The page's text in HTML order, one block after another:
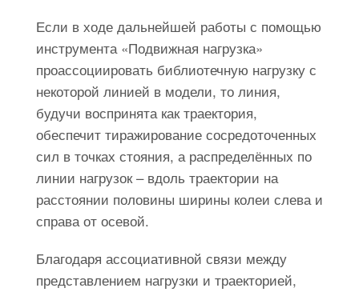
Если в ходе дальнейшей работы с помощью
инструмента «Подвижная нагрузка»
проассоциировать библиотечную нагрузку с
некоторой линией в модели, то линия,
будучи воспринята как траектория,
обеспечит тиражирование сосредоточенных
сил в точках стояния, а распределённых по
линии нагрузок – вдоль траектории на
расстоянии половины ширины колеи слева и
справа от осевой.
Благодаря ассоциативной связи между
представлением нагрузки и траекторией,